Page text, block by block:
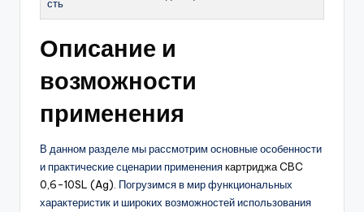
сть
Описание и
возможности
применения
В данном разделе мы рассмотрим основные особенности
и практические сценарии применениякартриджа CBC
0,6-10SL (Ag) . Погрузимся в мир функциональных
характеристик и широких возможностей использования